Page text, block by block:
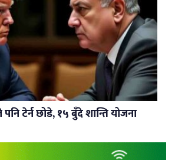
पनि टेर्न छोडे, १५ बुँदे शान्ति योजना